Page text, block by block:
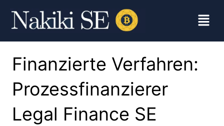
Finanzierte Verfahren:
Prozessfinanzierer
Legal Finance SE